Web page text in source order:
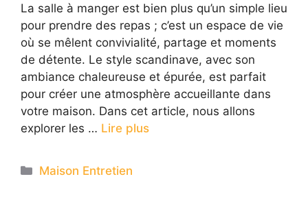
La salle à manger est bien plus qu’un simple lieu
pour prendre des repas ; c’est un espace de vie
où se mêlent convivialité, partage et moments
de détente. Le style scandinave, avec son
ambiance chaleureuse et épurée, est parfait
pour créer une atmosphère accueillante dans
votre maison. Dans cet article, nous allons
explorer les … Lire plus
Categories
Maison Entretien